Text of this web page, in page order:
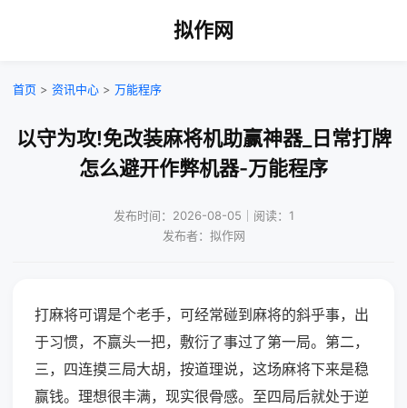
拟作网
首页 > 资讯中心 > 万能程序
以守为攻!免改装麻将机助赢神器_日常打牌
怎么避开作弊机器-万能程序
发布时间：2026-08-05｜阅读：1
发布者：拟作网
打麻将可谓是个老手，可经常碰到麻将的斜乎事，出
于习惯，不赢头一把，敷衍了事过了第一局。第二，
三，四连摸三局大胡，按道理说，这场麻将下来是稳
赢钱。理想很丰满，现实很骨感。至四局后就处于逆